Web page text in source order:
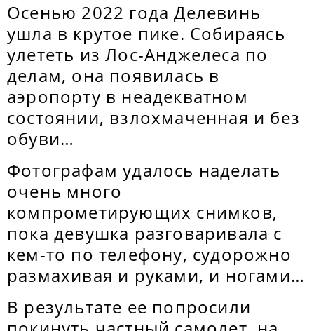
Осенью 2022 года Делевинь
ушла в крутое пике. Собираясь
улететь из Лос-Анджелеса по
делам, она появилась в
аэропорту в неадекватном
состоянии, взлохмаченная и без
обуви…
Фотографам удалось наделать
очень много
компрометирующих снимков,
пока девушка разговаривала с
кем-то по телефону, судорожно
размахивая и руками, и ногами…
В результате ее попросили